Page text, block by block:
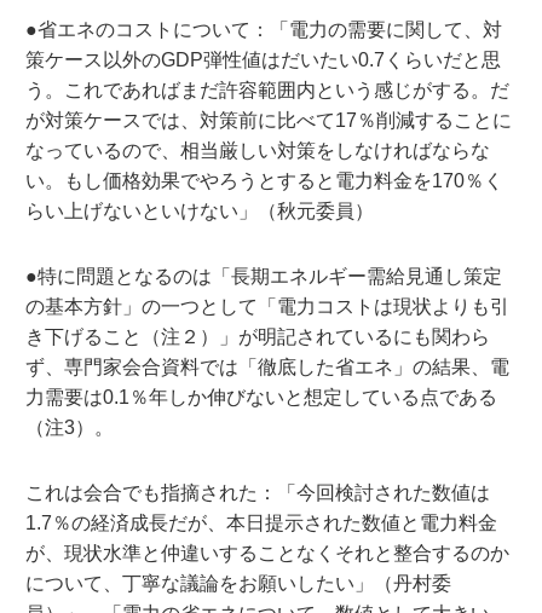
●省エネのコストについて：「電力の需要に関して、対
策ケース以外のGDP弾性値はだいたい0.7くらいだと思
う。これであればまだ許容範囲内という感じがする。だ
が対策ケースでは、対策前に比べて17％削減することに
なっているので、相当厳しい対策をしなければならな
い。もし価格効果でやろうとすると電力料金を170％く
らい上げないといけない」（秋元委員）
●特に問題となるのは「長期エネルギー需給見通し策定
の基本方針」の一つとして「電力コストは現状よりも引
き下げること（注２）」が明記されているにも関わら
ず、専門家会合資料では「徹底した省エネ」の結果、電
力需要は0.1％年しか伸びないと想定している点である
（注3）。
これは会合でも指摘された：「今回検討された数値は
1.7％の経済成長だが、本日提示された数値と電力料金
が、現状水準と仲違いすることなくそれと整合するのか
について、丁寧な議論をお願いしたい」（丹村委